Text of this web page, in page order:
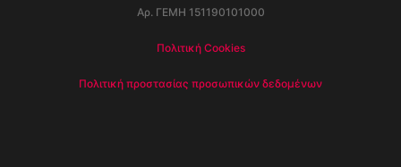
Αρ. ΓΕΜΗ 151190101000
Πολιτική Cookies
Πολιτική προστασίας προσωπικών δεδομένων